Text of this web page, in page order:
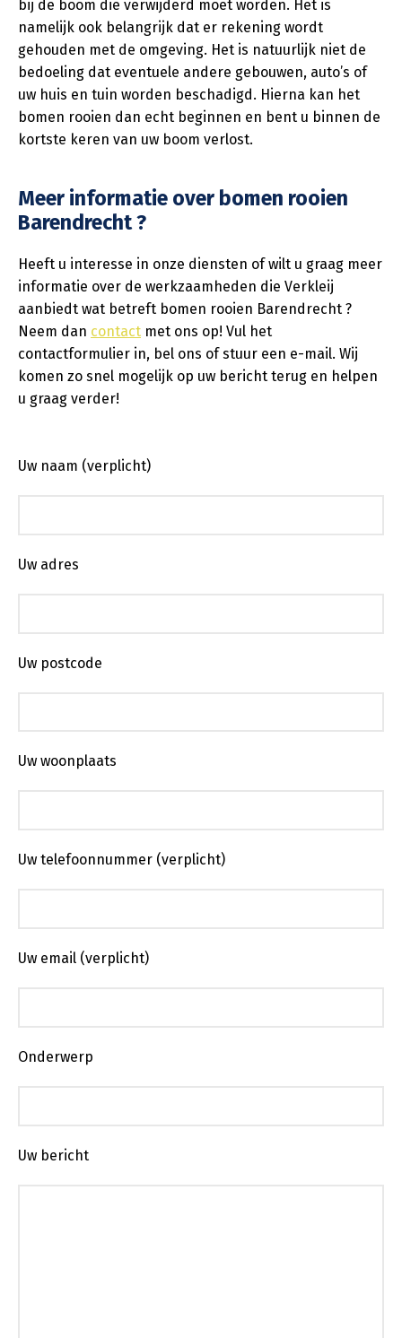
bij de boom die verwijderd moet worden. Het is
namelijk ook belangrijk dat er rekening wordt
gehouden met de omgeving. Het is natuurlijk niet de
bedoeling dat eventuele andere gebouwen, auto’s of
uw huis en tuin worden beschadigd. Hierna kan het
bomen rooien dan echt beginnen en bent u binnen de
kortste keren van uw boom verlost.
Meer informatie over bomen rooien
Barendrecht ?
Heeft u interesse in onze diensten of wilt u graag meer
informatie over de werkzaamheden die Verkleij
aanbiedt wat betreft bomen rooien Barendrecht ?
Neem dan contact met ons op! Vul het
contactformulier in, bel ons of stuur een e-mail. Wij
komen zo snel mogelijk op uw bericht terug en helpen
u graag verder!
Uw naam (verplicht)
Uw adres
Uw postcode
Uw woonplaats
Uw telefoonnummer (verplicht)
Uw email (verplicht)
Onderwerp
Uw bericht